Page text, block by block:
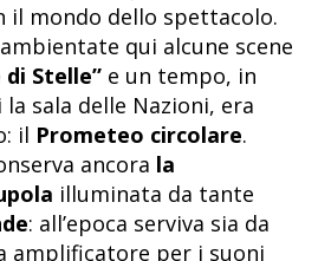
il mondo dello spettacolo.
qui alcune scene
di Stelle” e un tempo, in
sala delle Nazioni, era
il Prometeo circolare.
ancora la
illuminata da tante
: all’epoca serviva sia da
amplificatore per i suoni